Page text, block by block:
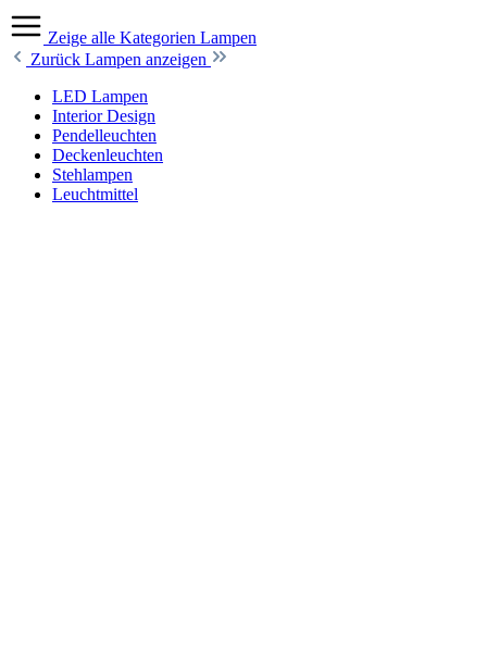
Zeige alle Kategorien Lampen
Zurück Lampen anzeigen
LED Lampen
Interior Design
Pendelleuchten
Deckenleuchten
Stehlampen
Leuchtmittel